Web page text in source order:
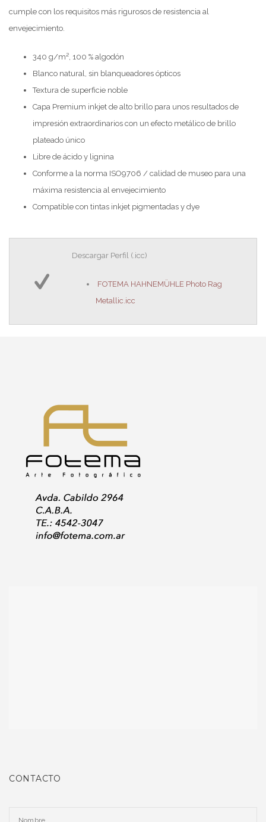
cumple con los requisitos más rigurosos de resistencia al
envejecimiento.
340 g/m², 100 % algodón
Blanco natural, sin blanqueadores ópticos
Textura de superficie noble
Capa Premium inkjet de alto brillo para unos resultados de
impresión extraordinarios con un efecto metálico de brillo
plateado único
Libre de ácido y lignina
Conforme a la norma ISO9706 / calidad de museo para una
máxima resistencia al envejecimiento
Compatible con tintas inkjet pigmentadas y dye
Descargar Perfil (.icc)
FOTEMA HAHNEMÜHLE Photo Rag
Metallic.icc
CONTACTO